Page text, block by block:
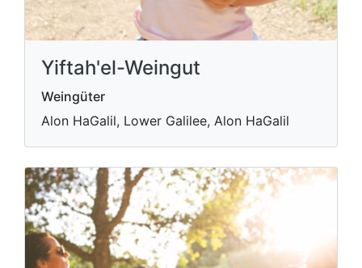
Yiftah'el-Weingut
Weingüter
Alon HaGalil, Lower Galilee, Alon HaGalil